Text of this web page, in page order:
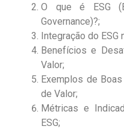
O que é ESG
Governance)?;
Integração do ESG
Benefícios e
Valor;
Exemplos de
de Valor;
Métricas e
ESG;